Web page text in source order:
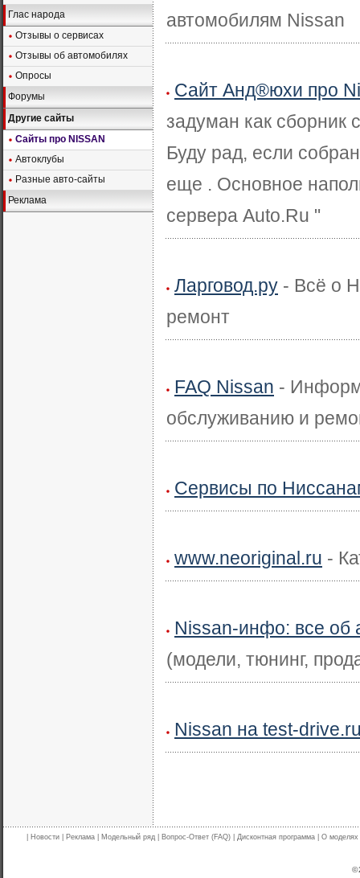
Глас народа
Отзывы о сервисах
Отзывы об автомобилях
Опросы
Форумы
Другие сайты
Сайты про NISSAN
Автоклубы
Разные авто-сайты
Реклама
автомобилям Nissan
Cайт Анд®юхи про
задуман как сборник
Буду рад, если
еще . Основное
сервера Auto.Ru "
Ларговод.ру - Всё о
ремонт
FAQ Nissan -
обслуживанию и
Сервисы по
www.neoriginal.ru -
Nissan-инфо: все об
(модели, тюнинг,
Nissan на test-
Новости Реклама Модельный ряд Вопрос-Ответ (FAQ) Дисконтная программа О моделях
©